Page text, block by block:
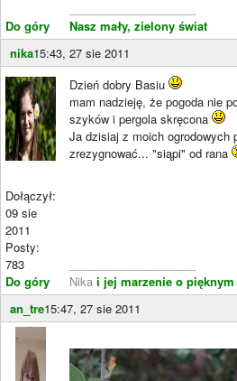
Do góry
Nasz mały, zielony świat
nika15:43, 27 sie 2011
Dołączył:
09 sie
2011
Posty:
783
Do góry
Dzień dobry Basiu
mam nadzieję, że pogoda nie
szyków i pergola skręcona
Ja dzisiaj z moich ogrodowych
zrezygnować... "siąpi" od rana
Nika i jej marzenie o
an_tre15:47, 27 sie 2011